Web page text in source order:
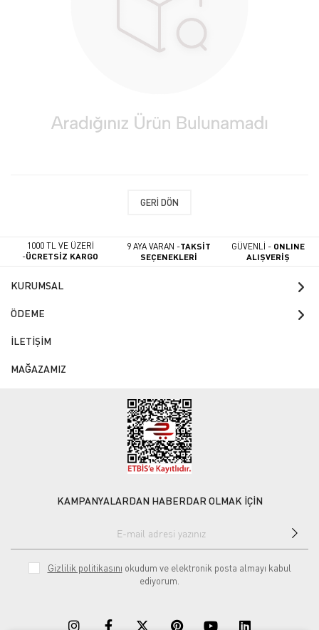
GERI DÖN
1000 TL VE ÜZERİ
-ÜCRETSİZ KARGO
9 AYA VARAN -TAKSİT
SEÇENEKLERİ
GÜVENLİ - ONLINE
ALIŞVERİŞ
KURUMSAL
ÖDEME
İLETİŞİM
MAĞAZAMIZ
KAMPANYALARDAN HABERDAR OLMAK İÇİN
Gizlilik politikasını okudum ve elektronik posta almayı kabul
ediyorum.